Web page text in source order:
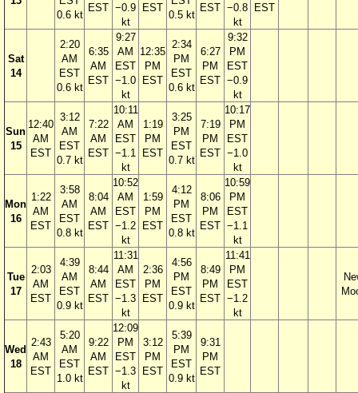
0.6 kt
EST −0.9
kt
EST
0.5 kt
EST −0.8
kt
EST
Sat
14
2:20
AM
EST
0.6 kt
6:35
AM
EST
9:27
AM
EST
−1.0
kt
12:35
PM
EST
2:34
PM
EST
0.6 kt
6:27
PM
EST
9:32
PM
EST
−0.9
kt
Sun
15
12:40
AM
EST
3:12
AM
EST
0.7 kt
7:22
AM
EST
10:11
AM
EST
−1.1
kt
1:19
PM
EST
3:25
PM
EST
0.7 kt
7:19
PM
EST
10:17
PM
EST
−1.0
kt
Mon
16
1:22
AM
EST
3:58
AM
EST
0.8 kt
8:04
AM
EST
10:52
AM
EST
−1.2
kt
1:59
PM
EST
4:12
PM
EST
0.8 kt
8:06
PM
EST
10:59
PM
EST
−1.1
kt
Tue
17
2:03
AM
EST
4:39
AM
EST
0.9 kt
8:44
AM
EST
11:31
AM
EST
−1.3
kt
2:36
PM
EST
4:56
PM
EST
0.9 kt
8:49
PM
EST
11:41
PM
EST
−1.2
kt
Wed
18
2:43
AM
EST
5:20
AM
EST
1.0 kt
9:22
AM
EST
12:09
PM
EST
−1.3
kt
3:12
PM
EST
5:39
PM
EST
0.9 kt
9:31
PM
EST